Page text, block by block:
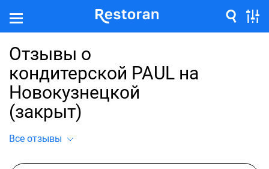
Отзывы о
кондитерской PAUL на
Новокузнецкой
(закрыт)
Все отзывы